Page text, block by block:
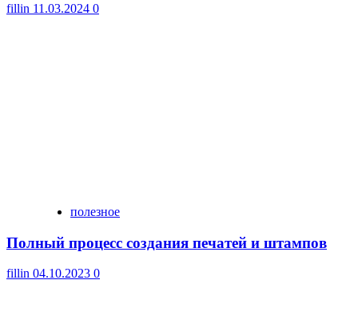
fillin 11.03.2024 0
полезное
Полный процесс создания печатей и штампов
fillin 04.10.2023 0